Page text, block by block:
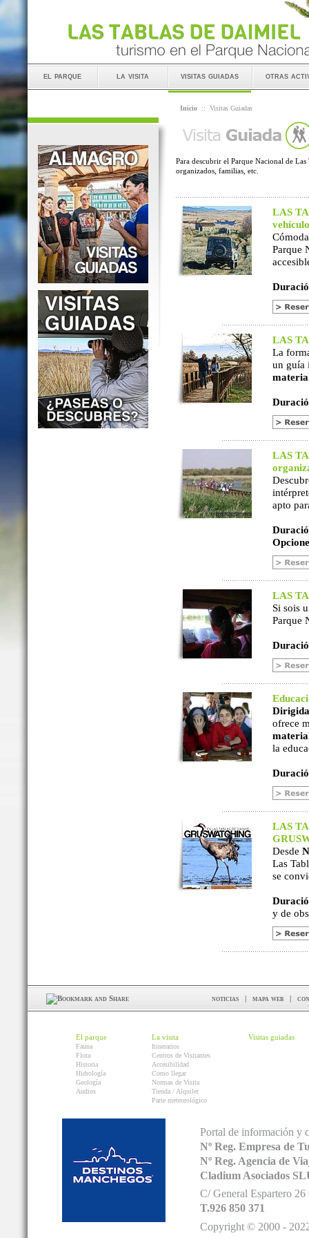
el parque la visita visitas guiadas otras
Inicio :: Visitas Guiadas
Para descubrir el Parque Nacional de
organizados, familias, etc.
LAS
vehículo
Parque
LAS
La
un guía
LAS
apto
LAS
Si sois
Parque
ofrece
la
LAS
Desde
Las
se
y de
noticias | mapa web |
El parque
Fauna
Flora
Historia
Hidrología
Geología
Audios
La visita
Itinerarios
Centros de Visitantes
Accesibilidad
Como llegar
Normas de Visita
Tienda / Alquiler
Parte meteorológico
Visitas guiadas
Portal de información y
Nº Reg. Empresa de
Nº Reg. Agencia de
Cladium Asociados
C/ General Espartero
T.926 850 371
Copyright © 2000 -